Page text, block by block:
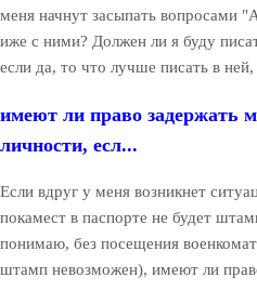
меня начнут засыпать вопросами
иже с ними? Должен ли я буду
если да, то что лучше писать в
имеют ли право задержать
личности, есл...
Если вдруг у меня возникнет
покамест в паспорте не будет
понимаю, без посещения
штамп невозможен), имеют ли